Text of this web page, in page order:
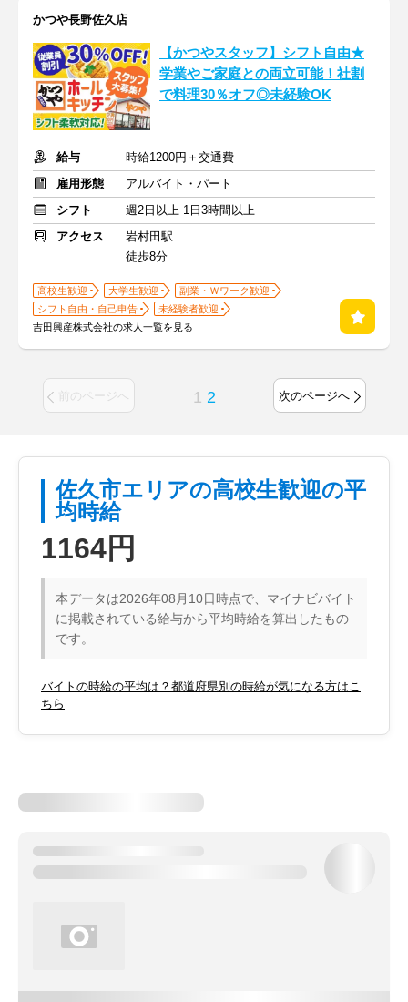
かつや長野佐久店
【かつやスタッフ】シフト自由★
学業やご家庭との両立可能！社割
で料理30％オフ◎未経験OK
給与
時給1200円＋交通費
雇用形態
アルバイト・パート
シフト
週2日以上 1日3時間以上
アクセス
岩村田駅
徒歩8分
高校生歓迎 大学生歓迎
副業・Ｗワーク歓迎
シフト自由・自己申告
未経験者歓迎
吉田興産株式会社の求人一覧を見る
前のページへ 1 2 次のページへ
佐久市エリアの高校生歓迎の平
均時給
1164円
本データは2026年08月10日時点で、マイナビバイト
に掲載されている給与から平均時給を算出したもの
です。
バイトの時給の平均は？都道府県別の時給が気になる方はこ
ちら